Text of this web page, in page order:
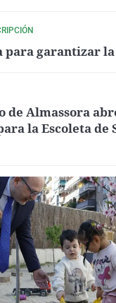
para garantizar
de Almassora
la Escoleta de